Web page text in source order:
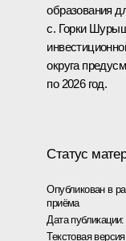
образования
с. Горки
округа
по 2026 год.
Статус
Опубликован в
приёма
Дата
Текстовая версия